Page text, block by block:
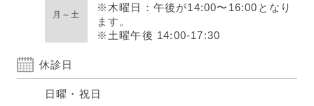
月～土
※木曜日：午後が14:00〜16:00となり
ます。
※土曜午後 14:00-17:30
休診日
日曜・祝日